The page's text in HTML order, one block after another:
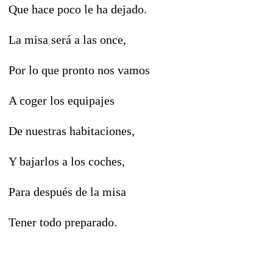
Que hace poco le ha dejado.
La misa será a las once,
Por lo que pronto nos vamos
A coger los equipajes
De nuestras habitaciones,
Y bajarlos a los coches,
Para después de la misa
Tener todo preparado.